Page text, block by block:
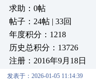
求助：0帖
帖子：24帖 | 33回
年度积分：1218
历史总积分：13726
注册：2016年9月18日
发表于：2026-01-05 11:14:39